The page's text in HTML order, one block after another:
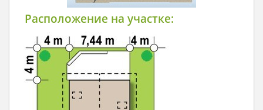
Расположение на участке: